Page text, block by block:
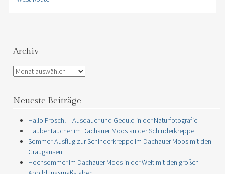
Archiv
Archiv
Neueste Beiträge
Hallo Frosch! – Ausdauer und Geduld in der Naturfotografie
Haubentaucher im Dachauer Moos an der Schinderkreppe
Sommer-Ausflug zur Schinderkreppe im Dachauer Moos mit den
Graugänsen
Hochsommer im Dachauer Moos in der Welt mit den großen